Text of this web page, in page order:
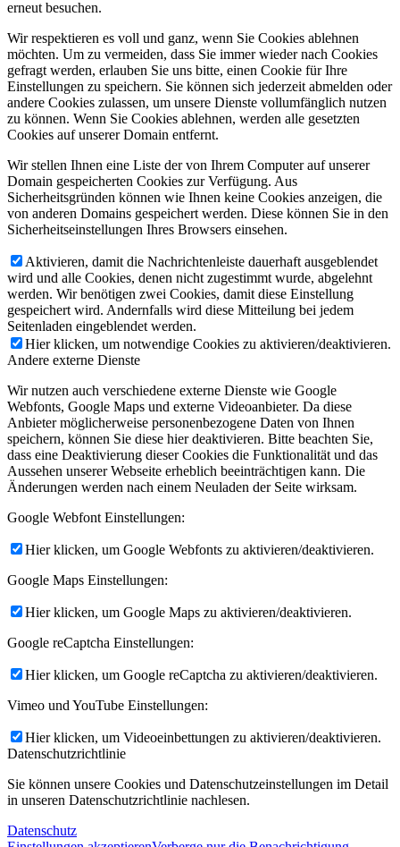
erneut besuchen.
Wir respektieren es voll und ganz, wenn Sie Cookies ablehnen
möchten. Um zu vermeiden, dass Sie immer wieder nach Cookies
gefragt werden, erlauben Sie uns bitte, einen Cookie für Ihre
Einstellungen zu speichern. Sie können sich jederzeit abmelden oder
andere Cookies zulassen, um unsere Dienste vollumfänglich nutzen
zu können. Wenn Sie Cookies ablehnen, werden alle gesetzten
Cookies auf unserer Domain entfernt.
Wir stellen Ihnen eine Liste der von Ihrem Computer auf unserer
Domain gespeicherten Cookies zur Verfügung. Aus
Sicherheitsgründen können wie Ihnen keine Cookies anzeigen, die
von anderen Domains gespeichert werden. Diese können Sie in den
Sicherheitseinstellungen Ihres Browsers einsehen.
Aktivieren, damit die Nachrichtenleiste dauerhaft ausgeblendet
wird und alle Cookies, denen nicht zugestimmt wurde, abgelehnt
werden. Wir benötigen zwei Cookies, damit diese Einstellung
gespeichert wird. Andernfalls wird diese Mitteilung bei jedem
Seitenladen eingeblendet werden.
Hier klicken, um notwendige Cookies zu aktivieren/deaktivieren.
Andere externe Dienste
Wir nutzen auch verschiedene externe Dienste wie Google
Webfonts, Google Maps und externe Videoanbieter. Da diese
Anbieter möglicherweise personenbezogene Daten von Ihnen
speichern, können Sie diese hier deaktivieren. Bitte beachten Sie,
dass eine Deaktivierung dieser Cookies die Funktionalität und das
Aussehen unserer Webseite erheblich beeinträchtigen kann. Die
Änderungen werden nach einem Neuladen der Seite wirksam.
Google Webfont Einstellungen:
Hier klicken, um Google Webfonts zu aktivieren/deaktivieren.
Google Maps Einstellungen:
Hier klicken, um Google Maps zu aktivieren/deaktivieren.
Google reCaptcha Einstellungen:
Hier klicken, um Google reCaptcha zu aktivieren/deaktivieren.
Vimeo und YouTube Einstellungen:
Hier klicken, um Videoeinbettungen zu aktivieren/deaktivieren.
Datenschutzrichtlinie
Sie können unsere Cookies und Datenschutzeinstellungen im Detail
in unseren Datenschutzrichtlinie nachlesen.
Datenschutz